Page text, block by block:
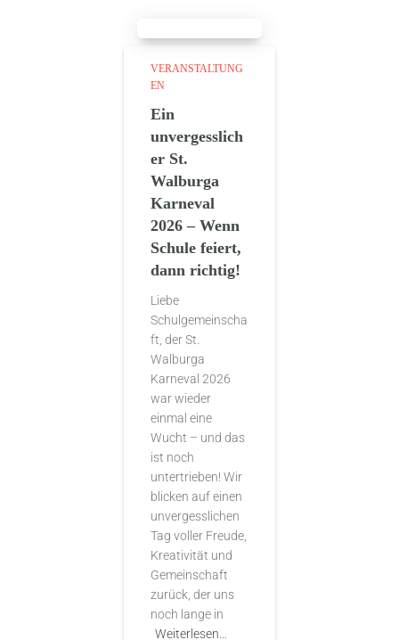
VERANSTALTUNG
EN
Ein
unvergesslich
er St.
Walburga
Karneval
2026 – Wenn
Schule feiert,
dann richtig!
Liebe
Schulgemeinscha
ft, der St.
Walburga
Karneval 2026
war wieder
einmal eine
Wucht – und das
ist noch
untertrieben! Wir
blicken auf einen
unvergesslichen
Tag voller Freude,
Kreativität und
Gemeinschaft
zurück, der uns
noch lange in
Weiterlesen…